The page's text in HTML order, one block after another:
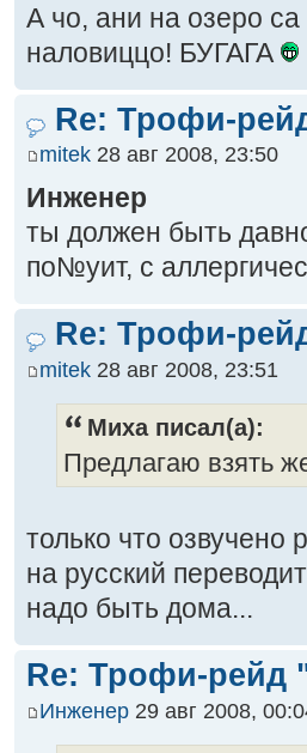
А чо, ани на озеро
наловиццо! БУГАГА
Re: Трофи-
mitek 28 авг 2008, 23:50
Инженер
ты должен быть
по№уит, с
Re: Трофи-
mitek 28 авг 2008, 23:51
Миха писал(а):
Предлагаю взять
только что озвучено
на русский
надо быть дома...
Re: Трофи-рейд
Инженер 29 авг 2008,